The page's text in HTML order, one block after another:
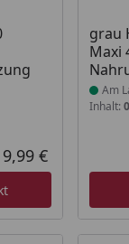
Aktueller
9,99 €
grau
Maxi
Am
Inhalt: